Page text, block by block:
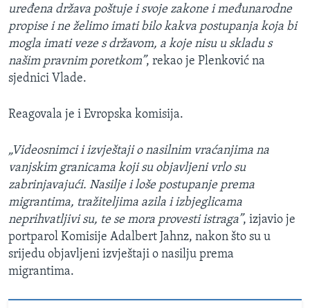
uređena država poštuje i svoje zakone i međunarodne
propise i ne želimo imati bilo kakva postupanja koja bi
mogla imati veze s državom, a koje nisu u skladu s
našim pravnim poretkom”, rekao je Plenković na
sjednici Vlade.
Reagovala je i Evropska komisija.
„Videosnimci i izvještaji o nasilnim vraćanjima na
vanjskim granicama koji su objavljeni vrlo su
zabrinjavajući. Nasilje i loše postupanje prema
migrantima, tražiteljima azila i izbjeglicama
neprihvatljivi su, te se mora provesti istraga”, izjavio je
portparol Komisije Adalbert Jahnz, nakon što su u
srijedu objavljeni izvještaji o nasilju prema
migrantima.